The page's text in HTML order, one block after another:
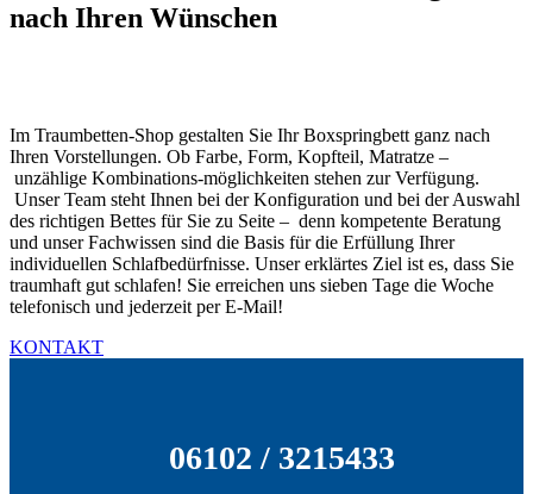
nach Ihren Wünschen
Im Traumbetten-Shop gestalten Sie Ihr Boxspringbett ganz nach
Ihren Vorstellungen. Ob Farbe, Form, Kopfteil, Matratze –
unzählige Kombinations-möglichkeiten stehen zur Verfügung.
Unser Team steht Ihnen bei der Konfiguration und bei der Auswahl
des richtigen Bettes für Sie zu Seite – denn kompetente Beratung
und unser Fachwissen sind die Basis für die Erfüllung Ihrer
individuellen Schlafbedürfnisse. Unser erklärtes Ziel ist es, dass Sie
traumhaft gut schlafen! Sie erreichen uns sieben Tage die Woche
telefonisch und jederzeit per E-Mail!
KONTAKT
06102 / 3215433